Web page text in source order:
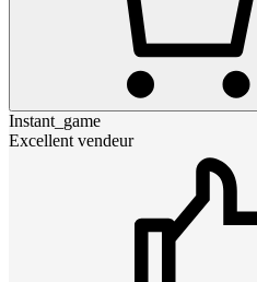
Instant_game
Excellent vendeur